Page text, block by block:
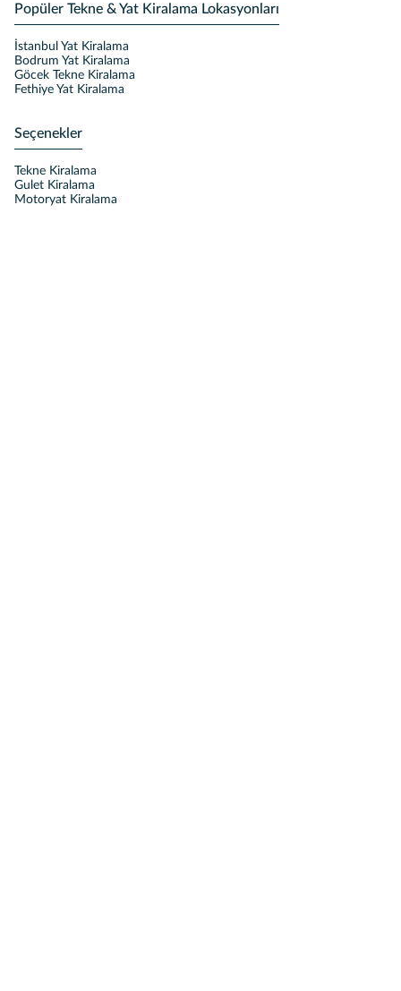
Popüler Tekne & Yat Kiralama Lokasyonları
İstanbul Yat Kiralama
Bodrum Yat Kiralama
Göcek Tekne Kiralama
Fethiye Yat Kiralama
Seçenekler
Tekne Kiralama
Gulet Kiralama
Motoryat Kiralama